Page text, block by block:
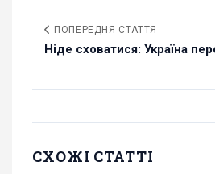
ПОПЕРЕДНЯ СТАТТЯ
Ніде сховатися: Україна
СХОЖІ СТАТТІ